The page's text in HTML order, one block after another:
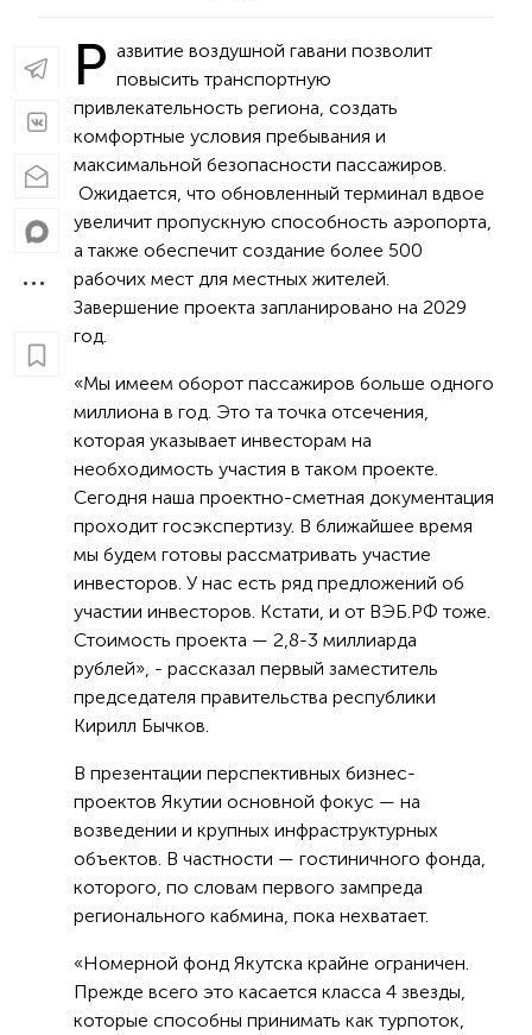
Р азвитие воздушной гавани позволит
повысить транспортную
привлекательность региона, создать
комфортные условия пребывания и
максимальной безопасности пассажиров.
Ожидается, что обновленный терминал вдвое
увеличит пропускную способность аэропорта,
а также обеспечит создание более 500
рабочих мест для местных жителей.
Завершение проекта запланировано на 2029
год.
«Мы имеем оборот пассажиров больше одного
миллиона в год. Это та точка отсечения,
которая указывает инвесторам на
необходимость участия в таком проекте.
Сегодня наша проектно-сметная документация
проходит госэкспертизу. В ближайшее время
мы будем готовы рассматривать участие
инвесторов. У нас есть ряд предложений об
участии инвесторов. Кстати, и от ВЭБ.РФ тоже.
Стоимость проекта — 2,8-3 миллиарда
рублей», - рассказал первый заместитель
председателя правительства республики
Кирилл Бычков.
В презентации перспективных бизнес-
проектов Якутии основной фокус — на
возведении и крупных инфраструктурных
объектов. В частности — гостиничного фонда,
которого, по словам первого зампреда
регионального кабмина, пока нехватает.
«Номерной фонд Якутска крайне ограничен.
Прежде всего это касается класса 4 звезды,
которые способны принимать как турпоток,